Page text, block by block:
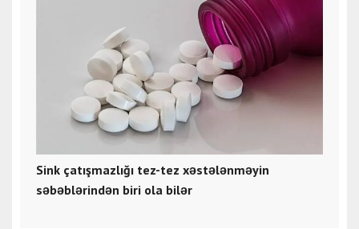
Sink çatışmazlığı tez-tez xəstələnməyin
səbəblərindən biri ola bilər